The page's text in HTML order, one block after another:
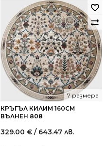
КРЪГЪЛ КИЛИМ 160СМ
ВЪЛНЕН 808
7 размера
329.00 € / 643.47 лв.